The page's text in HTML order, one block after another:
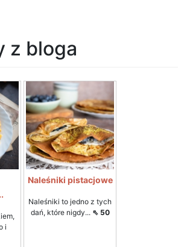
z bloga
i
Naleśniki pistacjowe
Naleśniki to jedno z tych
dań, które nigdy... ⇖ 50